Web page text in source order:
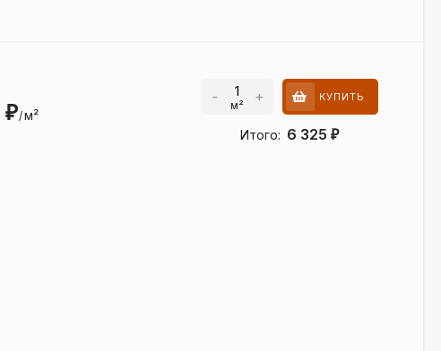
₽/м²
- м² + КУПИТЬ
Итого: 6 325₽